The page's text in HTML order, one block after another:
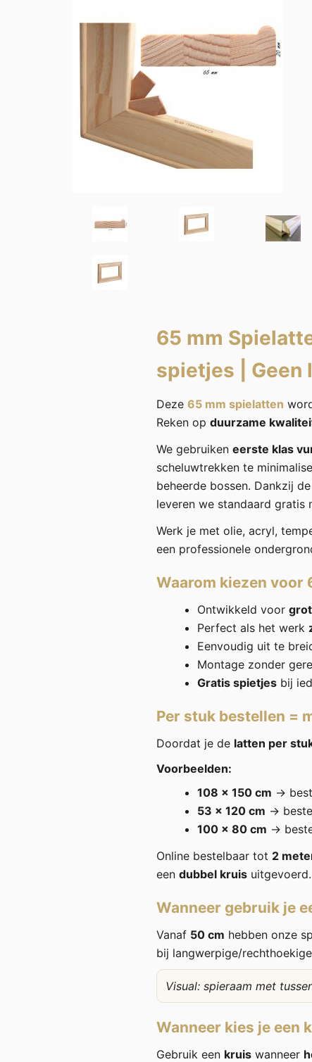
65 mm
spietjes
Geen
Deze 65 mm spielatten
Reken op duurzame
We gebruiken eerste klas
scheluwtrekken te
beheerde bossen. Dankzij de
leveren we standaard gratis
Werk je met olie, acryl,
een professionele
Waarom kiezen voor
Ontwikkeld voor
Perfect als het werk
Eenvoudig uit te
Montage zonder
Gratis spietjes bij
Per stuk bestellen =
Doordat je de latten per
Voorbeelden:
108 × 150 cm →
53 × 120 cm →
100 × 80 cm →
Online bestelbaar tot 2
een dubbel kruis uitgevoerd.
Wanneer gebruik je
Vanaf 50 cm hebben onze
bij langwerpige/
Visual: spieraam met
Wanneer kies je een
Gebruik een kruis wanneer